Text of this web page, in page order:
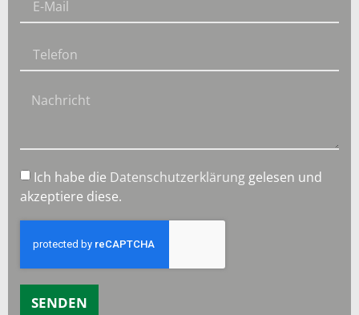
Ich habe die Datenschutzerklärung gelesen und
akzeptiere diese.
SENDEN